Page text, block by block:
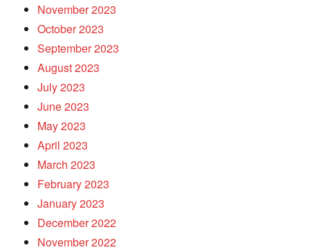
November 2023
October 2023
September 2023
August 2023
July 2023
June 2023
May 2023
April 2023
March 2023
February 2023
January 2023
December 2022
November 2022